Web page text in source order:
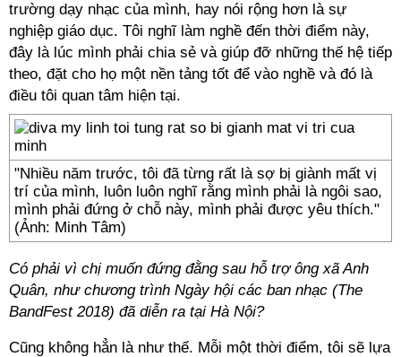
trường dạy nhạc của mình, hay nói rộng hơn là sự
nghiệp giáo dục. Tôi nghĩ làm nghề đến thời điểm này,
đây là lúc mình phải chia sẻ và giúp đỡ những thế hệ tiếp
theo, đặt cho họ một nền tảng tốt để vào nghề và đó là
điều tôi quan tâm hiện tại.
"Nhiều năm trước, tôi đã từng rất là sợ bị giành mất vị
trí của mình, luôn luôn nghĩ rằng mình phải là ngôi sao,
mình phải đứng ở chỗ này, mình phải được yêu thích."
(Ảnh: Minh Tâm)
Có phải vì chị muốn đứng đằng sau hỗ trợ ông xã Anh
Quân, như chương trình Ngày hội các ban nhạc (The
BandFest 2018) đã diễn ra tại Hà Nội?
Cũng không hẳn là như thế. Mỗi một thời điểm, tôi sẽ lựa